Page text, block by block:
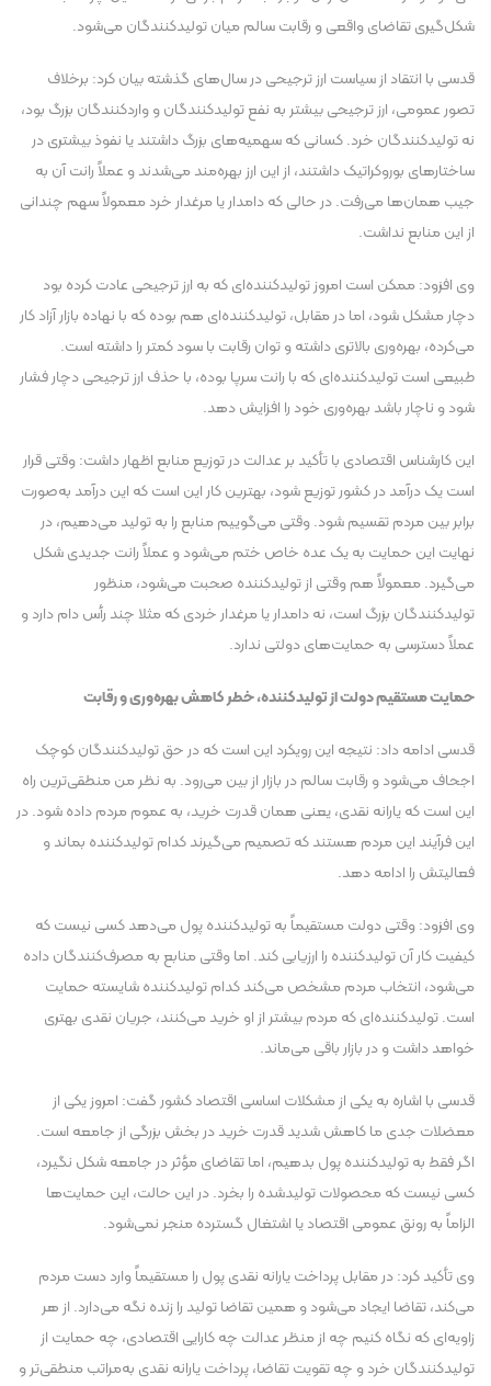
شکل‌گیری تقاضای واقعی و رقابت سالم میان تولیدکنندگان می‌شود.
قدسی با انتقاد از سیاست ارز ترجیحی در سال‌های گذشته بیان کرد: برخلاف
تصور عمومی، ارز ترجیحی بیشتر به نفع تولیدکنندگان و واردکنندگان بزرگ بود،
نه تولیدکنندگان خرد. کسانی که سهمیه‌های بزرگ داشتند یا نفوذ بیشتری در
ساختار‌های بوروکراتیک داشتند، از این ارز بهره‌مند می‌شدند و عملاً رانت آن به
جیب همان‌ها می‌رفت. در حالی که دامدار یا مرغدار خرد معمولاً سهم چندانی
از این منابع نداشت.
وی افزود: ممکن است امروز تولیدکننده‌ای که به ارز ترجیحی عادت کرده بود
دچار مشکل شود، اما در مقابل، تولیدکننده‌ای هم بوده که با نهاده بازار آزاد کار
می‌کرده، بهره‌وری بالاتری داشته و توان رقابت با سود کمتر را داشته است.
طبیعی است تولیدکننده‌ای که با رانت سرپا بوده، با حذف ارز ترجیحی دچار فشار
شود و ناچار باشد بهره‌وری خود را افزایش دهد.
این کارشناس اقتصادی با تأکید بر عدالت در توزیع منابع اظهار داشت: وقتی قرار
است یک درآمد در کشور توزیع شود، بهترین کار این است که این درآمد به‌صورت
برابر بین مردم تقسیم شود. وقتی می‌گوییم منابع را به تولید می‌دهیم، در
نهایت این حمایت به یک عده خاص ختم می‌شود و عملاً رانت جدیدی شکل
می‌گیرد. معمولاً هم وقتی از تولیدکننده صحبت می‌شود، منظور
تولیدکنندگان بزرگ است، نه دامدار یا مرغدار خردی که مثلا چند رأس دام دارد و
عملاً دسترسی به حمایت‌های دولتی ندارد.
حمایت مستقیم دولت از تولیدکننده، خطر کاهش بهره‌وری و رقابت
قدسی ادامه داد: نتیجه این رویکرد این است که در حق تولیدکنندگان کوچک
اجحاف می‌شود و رقابت سالم در بازار از بین می‌رود. به نظر من منطقی‌ترین راه
این است که یارانه نقدی، یعنی همان قدرت خرید، به عموم مردم داده شود. در
این فرآیند این مردم هستند که تصمیم می‌گیرند کدام تولیدکننده بماند و
فعالیتش را ادامه دهد.
وی افزود: وقتی دولت مستقیماً به تولیدکننده پول می‌دهد کسی نیست که
کیفیت کار آن تولیدکننده را ارزیابی کند. اما وقتی منابع به مصرف‌کنندگان داده
می‌شود، انتخاب مردم مشخص می‌کند کدام تولیدکننده شایسته حمایت
است. تولیدکننده‌ای که مردم بیشتر از او خرید می‌کنند، جریان نقدی بهتری
خواهد داشت و در بازار باقی می‌ماند.
قدسی با اشاره به یکی از مشکلات اساسی اقتصاد کشور گفت: امروز یکی از
معضلات جدی ما کاهش شدید قدرت خرید در بخش بزرگی از جامعه است.
اگر فقط به تولیدکننده پول بدهیم، اما تقاضای مؤثر در جامعه شکل نگیرد،
کسی نیست که محصولات تولیدشده را بخرد. در این حالت، این حمایت‌ها
الزاماً به رونق عمومی اقتصاد یا اشتغال گسترده منجر نمی‌شود.
وی تأکید کرد: در مقابل پرداخت یارانه نقدی پول را مستقیماً وارد دست مردم
می‌کند، تقاضا ایجاد می‌شود و همین تقاضا تولید را زنده نگه می‌دارد. از هر
زاویه‌ای که نگاه کنیم چه از منظر عدالت چه کارایی اقتصادی، چه حمایت از
تولیدکنندگان خرد و چه تقویت تقاضا، پرداخت یارانه نقدی به‌مراتب منطقی‌تر و